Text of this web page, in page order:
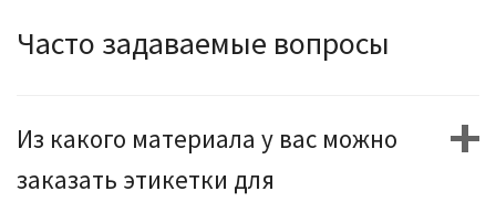
Часто задаваемые вопросы
Из какого материала у вас можно
заказать этикетки для